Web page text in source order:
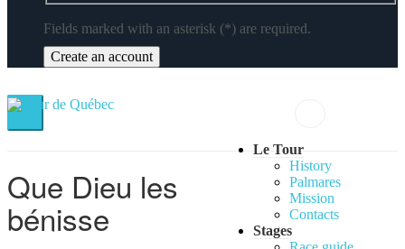
Fields marked with an asterisk (*) are required.
Create an account
Le Tour
History
Palmares
Mission
Contacts
Stages
Que Dieu les
bénisse